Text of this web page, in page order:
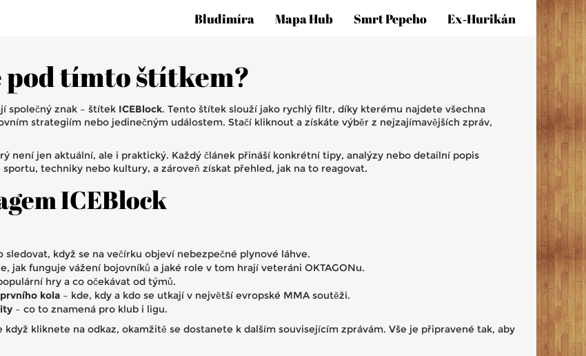
Bludimíra Mapa Hub Smrt Pepeho Ex‑hurikán
pod tímto štítkem?
společný znak – štítek ICEBlock. Tento štítek slouží jako rychlý filtr, díky kterému najdete všechna
strategiím nebo jedinečným událostem. Stačí kliknout a získáte výběr z nejzajímavějších zpráv,
není jen aktuální, ale i praktický. Každý článek přináší konkrétní tipy, analýzy nebo detailní popis
techniky nebo kultury, a zároveň získat přehled, jak na to reagovat.
ICEBlock
sledovat, když se na večírku objeví nebezpečné plynové láhve.
jak funguje vážení bojovníků a jaké role v tom hrají veteráni OKTAGONu.
hry a co očekávat od týmů.
kola – kde, kdy a kdo se utkají v největší evropské MMA soutěži.
– co to znamená pro klub i ligu.
kliknete na odkaz, okamžitě se dostanete k dalším souvisejícím zprávám. Vše je připravené tak, aby